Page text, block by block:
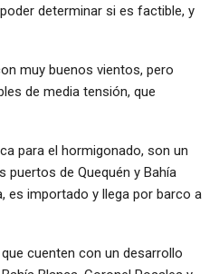
determinar si es factible, y
muy buenos vientos, pero
de media tensión, que
para el hormigonado, son un
puertos de Quequén y Bahía
es importado y llega por barco a
cuenten con un desarrollo